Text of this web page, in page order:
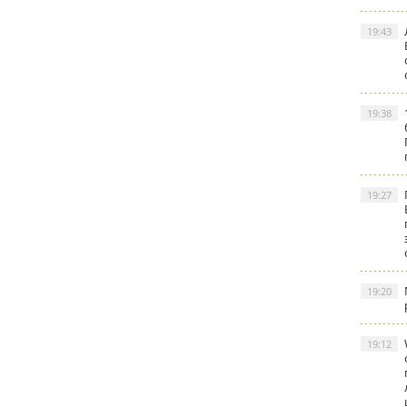
19:43
19:38
19:27
19:20
19:12